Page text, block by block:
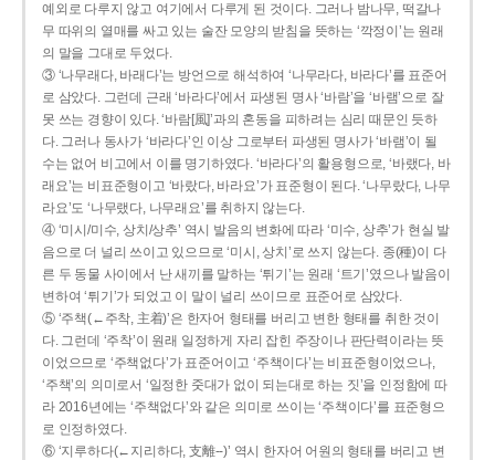
예외로 다루지 않고 여기에서 다루게 된 것이다. 그러나 밤나무, 떡갈나
무 따위의 열매를 싸고 있는 술잔 모양의 받침을 뜻하는 ‘깍정이’는 원래
의 말을 그대로 두었다.
③ ‘나무래다, 바래다’는 방언으로 해석하여 ‘나무라다, 바라다’를 표준어
로 삼았다. 그런데 근래 ‘바라다’에서 파생된 명사 ‘바람’을 ‘바램’으로 잘
못 쓰는 경향이 있다. ‘바람[風]’과의 혼동을 피하려는 심리 때문인 듯하
다. 그러나 동사가 ‘바라다’인 이상 그로부터 파생된 명사가 ‘바램’이 될
수는 없어 비고에서 이를 명기하였다. ‘바라다’의 활용형으로, ‘바랬다, 바
래요’는 비표준형이고 ‘바랐다, 바라요’가 표준형이 된다. ‘나무랐다, 나무
라요’도 ‘나무랬다, 나무래요’를 취하지 않는다.
④ ‘미시/미수, 상치/상추’ 역시 발음의 변화에 따라 ‘미수, 상추’가 현실 발
음으로 더 널리 쓰이고 있으므로 ‘미시, 상치’로 쓰지 않는다. 종(種)이 다
른 두 동물 사이에서 난 새끼를 말하는 ‘튀기’는 원래 ‘트기’였으나 발음이
변하여 ‘튀기’가 되었고 이 말이 널리 쓰이므로 표준어로 삼았다.
⑤ ‘주책(←주착, 主着)’은 한자어 형태를 버리고 변한 형태를 취한 것이
다. 그런데 ‘주착’이 원래 일정하게 자리 잡힌 주장이나 판단력이라는 뜻
이었으므로 ‘주책없다’가 표준어이고 ‘주책이다’는 비표준형이었으나,
‘주책’의 의미로서 ‘일정한 줏대가 없이 되는대로 하는 짓’을 인정함에 따
라 2016년에는 ‘주책없다’와 같은 의미로 쓰이는 ‘주책이다’를 표준형으
로 인정하였다.
⑥ ‘지루하다(←지리하다, 支離--)’ 역시 한자어 어원의 형태를 버리고 변